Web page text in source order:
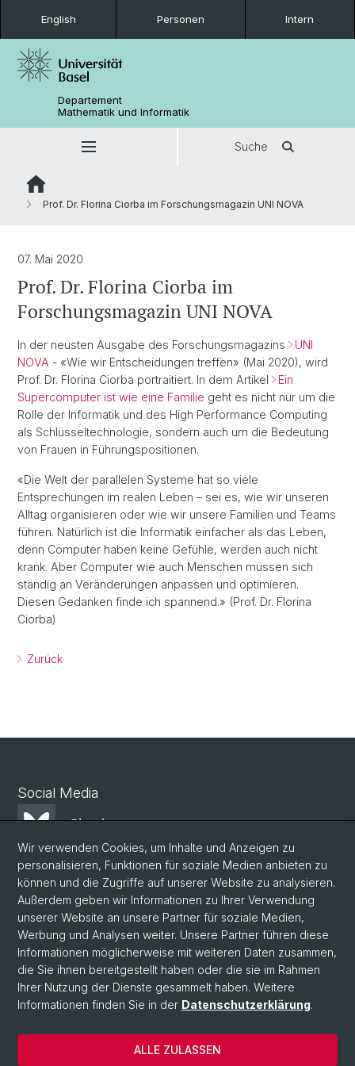
English Personen Intern
Departement
Mathematik und Informatik
Suche
Prof. Dr. Florina Ciorba im Forschungsmagazin UNI NOVA
07. Mai 2020
Prof. Dr. Florina Ciorba im
Forschungsmagazin UNI NOVA
In der neusten Ausgabe des Forschungsmagazins
UNI
NOVA - «Wie wir Entscheidungen treffen» (Mai 2020), wird
Prof. Dr. Florina Ciorba portraitiert. In dem Artikel
Ein
Supercomputer ist wie eine Familie geht es nicht nur um die
Rolle der Informatik und des High Performance Computing
als Schlüsseltechnologie, sondern auch um die Bedeutung
von Frauen in Führungspositionen.
«Die Welt der parallelen Systeme hat so viele
Entsprechungen im realen Leben – sei es, wie wir unseren
Alltag organisieren oder wie wir unsere Familien und Teams
führen. Natürlich ist die Informatik einfacher als das Leben,
denn Computer haben keine Gefühle, werden auch nicht
krank. Aber Computer wie auch Menschen müssen sich
ständig an Veränderungen anpassen und optimieren.
Diesen Gedanken finde ich spannend.» (Prof. Dr. Florina
Ciorba)
Zurück
Social Media
Bluesky
Mastodon
LinkedIn
Instagram
© Universität Basel
Datenschutzerklärung
Wir verwenden Cookies, um Inhalte und Anzeigen zu
personalisieren, Funktionen für soziale Medien anbieten zu
können und die Zugriffe auf unserer Website zu analysieren.
Außerdem geben wir Informationen zu Ihrer Verwendung
unserer Website an unsere Partner für soziale Medien,
Werbung und Analysen weiter. Unsere Partner führen diese
Informationen möglicherweise mit weiteren Daten zusammen,
die Sie ihnen bereitgestellt haben oder die sie im Rahmen
Ihrer Nutzung der Dienste gesammelt haben. Weitere
Informationen finden Sie in der Datenschutzerklärung.
ALLE ZULASSEN